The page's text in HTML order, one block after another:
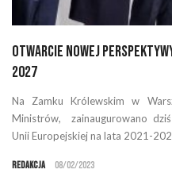
Otwarcie nowej
2027
Na Zamku Królewskim w
Ministrów, zainaugurowano
Unii Europejskiej na lata 2021-
Redakcja 08/02/2023